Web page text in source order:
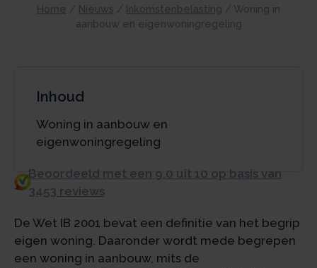
Home / Nieuws / Inkomstenbelasting / Woning in
aanbouw en eigenwoningregeling
Inhoud
Woning in aanbouw en
eigenwoningregeling
Beoordeeld met een 9.0 uit 10 op basis van
3453 reviews
De Wet IB 2001 bevat een definitie van het begrip
eigen woning. Daaronder wordt mede begrepen
een woning in aanbouw, mits de